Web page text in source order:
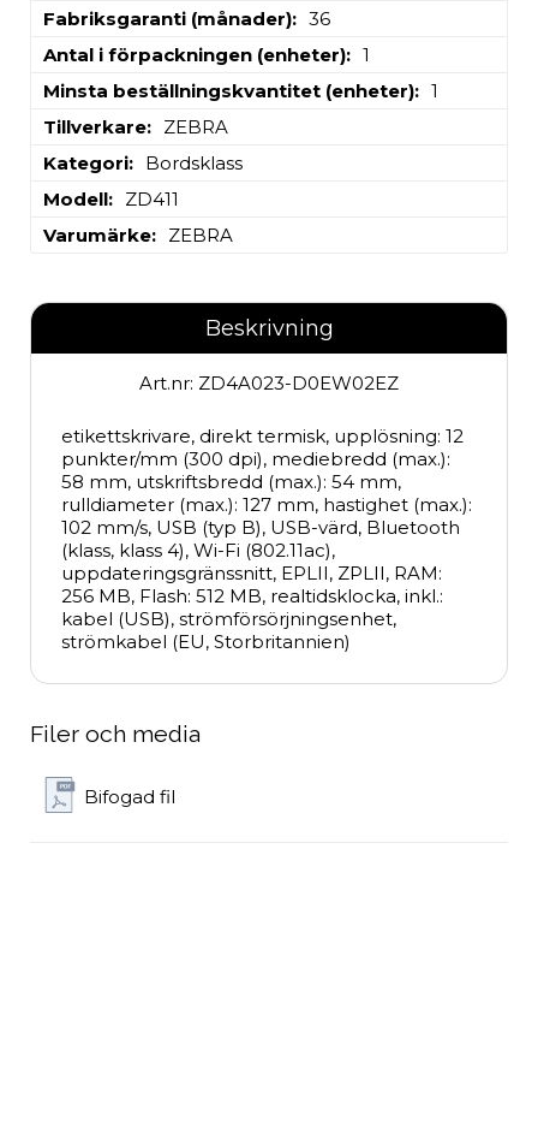
Fabriksgaranti (månader)
36
Antal i förpackningen (enheter)
1
Minsta beställningskvantitet (enheter)
1
Tillverkare
ZEBRA
Kategori
Bordsklass
Modell
ZD411
Varumärke
ZEBRA
Beskrivning
Art.nr: ZD4A023-D0EW02EZ
etikettskrivare, direkt termisk, upplösning: 12
punkter/mm (300 dpi), mediebredd (max.):
58 mm, utskriftsbredd (max.): 54 mm,
rulldiameter (max.): 127 mm, hastighet (max.):
102 mm/s, USB (typ B), USB-värd, Bluetooth
(klass, klass 4), Wi-Fi (802.11ac),
uppdateringsgränssnitt, EPLII, ZPLII, RAM:
256 MB, Flash: 512 MB, realtidsklocka, inkl.:
kabel (USB), strömförsörjningsenhet,
strömkabel (EU, Storbritannien)
Filer och media
Bifogad fil